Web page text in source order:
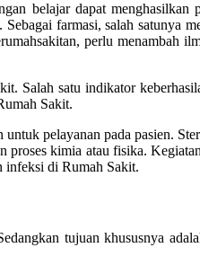
belajar dapat menghasilkan
farmasi, salah satunya
perlu menambah
Salah satu indikator
Sakit.
pelayanan pada pasien.
proses kimia atau fisika.
infeksi di Rumah Sakit.
tujuan khususnya